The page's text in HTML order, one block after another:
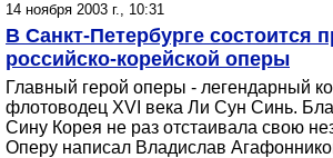
14 ноября 2003 г., 10:31
В Санкт-Петербурге состоится
российско-корейской оперы
Главный герой оперы - легендарный
флотоводец XVI века Ли Сун Синь.
Сину Корея не раз отстаивала свою
Оперу написал Владислав